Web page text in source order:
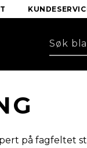
på fagfeltet